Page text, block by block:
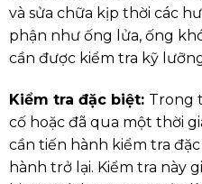
và sửa chữa kịp thời các
phận như ống lửa, ống
cần được kiểm tra kỹ
Kiểm tra đặc biệt: Trong
cố hoặc đã qua một thời
cần tiến hành kiểm tra
hành trở lại. Kiểm tra này